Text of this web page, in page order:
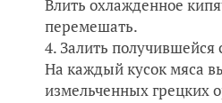
Влить охлажденное
перемешать.
Залить
На каждый кусок мяса
измельченных грецких